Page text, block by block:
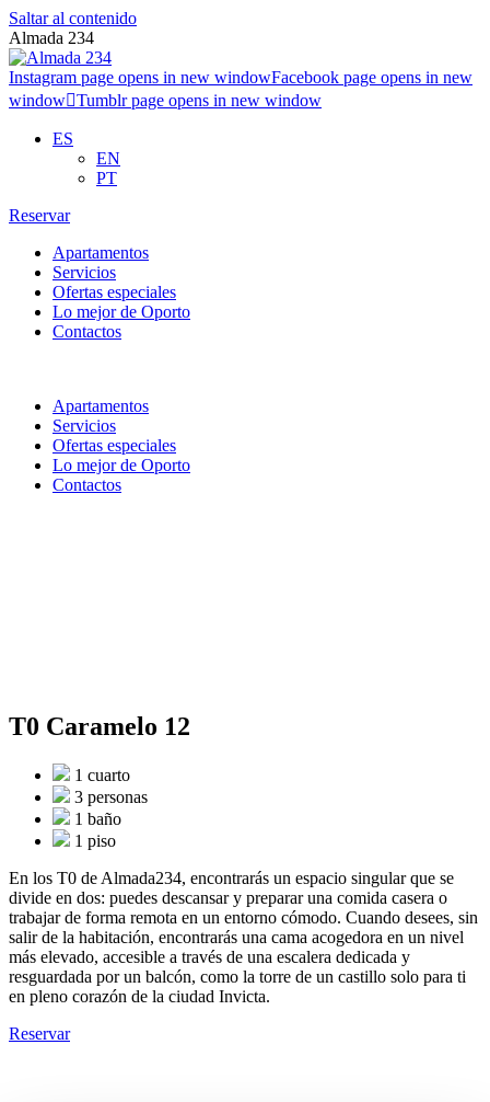
Saltar al contenido
Almada 234
Instagram page opens in new windowFacebook page opens in new
window Tumblr page opens in new window
ES
EN
PT
Reservar
Apartamentos
Servicios
Ofertas especiales
Lo mejor de Oporto
Contactos
Apartamentos
Servicios
Ofertas especiales
Lo mejor de Oporto
Contactos
T0 Caramelo 12
1 cuarto
3 personas
1 baño
1 piso
En los T0 de Almada234, encontrarás un espacio singular que se
divide en dos: puedes descansar y preparar una comida casera o
trabajar de forma remota en un entorno cómodo. Cuando desees, sin
salir de la habitación, encontrarás una cama acogedora en un nivel
más elevado, accesible a través de una escalera dedicada y
resguardada por un balcón, como la torre de un castillo solo para ti
en pleno corazón de la ciudad Invicta.
Reservar